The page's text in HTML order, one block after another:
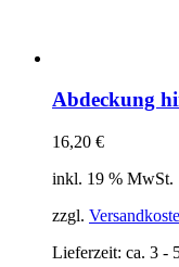
Abdeckung
16,20 €
inkl. 19 % MwSt.
zzgl.
Lieferzeit: ca. 3 -